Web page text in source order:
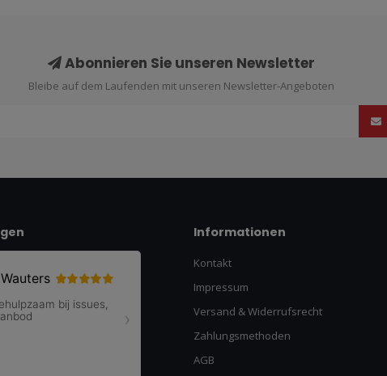
Abonnieren Sie unseren Newsletter
Bleibe auf dem Laufenden mit unseren Newsletter-Angeboten
Informationen
Kontakt
Impressum
Versand & Widerrufsrecht
Zahlungsmethoden
AGB